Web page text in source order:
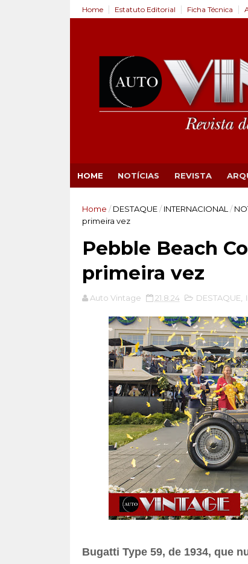
Home Estatuto Editorial Ficha Técnica
HOME NOTÍCIAS REVISTA
Home / DESTAQUE / INTERNACIONAL /
primeira vez
Pebble Beach
primeira vez
Auto Vintage 21.8.24 DESTAQUE
Bugatti Type 59, de 1934, que